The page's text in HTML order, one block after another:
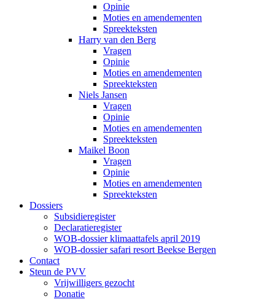
Opinie
Moties en amendementen
Spreekteksten
Harry van den Berg
Vragen
Opinie
Moties en amendementen
Spreekteksten
Niels Jansen
Vragen
Opinie
Moties en amendementen
Spreekteksten
Maikel Boon
Vragen
Opinie
Moties en amendementen
Spreekteksten
Dossiers
Subsidieregister
Declaratieregister
WOB-dossier klimaattafels april 2019
WOB-dossier safari resort Beekse Bergen
Contact
Steun de PVV
Vrijwilligers gezocht
Donatie